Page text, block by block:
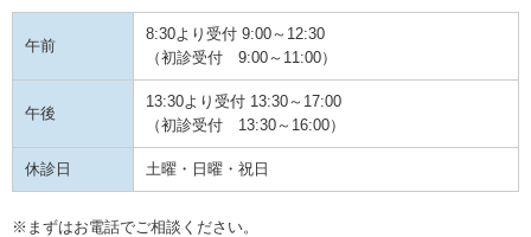
午前
8:30より受付 9:00～12:30
（初診受付 9:00～11:00）
午後
13:30より受付 13:30～17:00
（初診受付 13:30～16:00）
休診日 土曜・日曜・祝日
※まずはお電話でご相談ください。